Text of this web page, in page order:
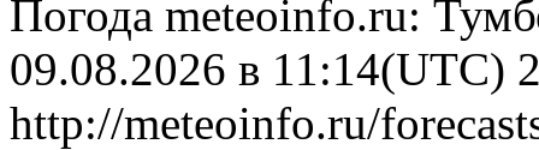
Погода meteoinfo.ru:
09.08.2026 в 11:14(UTC)
http://meteoinfo.ru/